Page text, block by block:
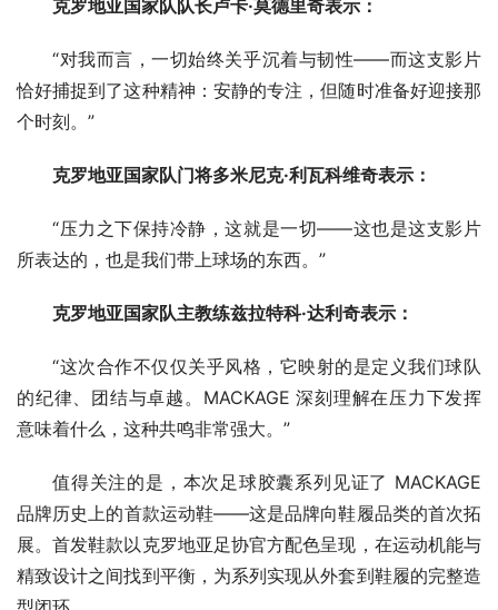
克罗地亚国家队队长卢卡·莫德里奇表示：
“对我而言，一切始终关乎沉着与韧性——而这支影片
恰好捕捉到了这种精神：安静的专注，但随时准备好迎接那
个时刻。”
克罗地亚国家队门将多米尼克·利瓦科维奇表示：
“压力之下保持冷静，这就是一切——这也是这支影片
所表达的，也是我们带上球场的东西。”
克罗地亚国家队主教练兹拉特科·达利奇表示：
“这次合作不仅仅关乎风格，它映射的是定义我们球队
的纪律、团结与卓越。MACKAGE 深刻理解在压力下发挥
意味着什么，这种共鸣非常强大。”
值得关注的是，本次足球胶囊系列见证了 MACKAGE
品牌历史上的首款运动鞋——这是品牌向鞋履品类的首次拓
展。首发鞋款以克罗地亚足协官方配色呈现，在运动机能与
精致设计之间找到平衡，为系列实现从外套到鞋履的完整造